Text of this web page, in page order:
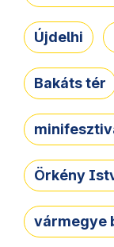
Újdelhi
Bakáts tér
Örkény
vármegye